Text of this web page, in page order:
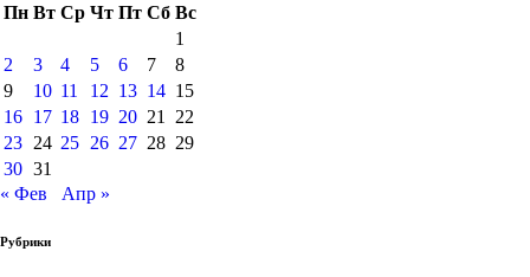
Пн Вт Ср Чт Пт Сб Вс
1
2
3 4 5 6 7
8
9
10 11 12 13 14 15
16 17 18 19 20 21
22
23 24 25 26 27 28 29
30 31
« Фев
Апр »
Рубрики